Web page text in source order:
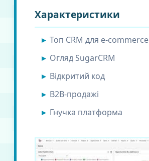
Характеристики
Топ CRM для e-commerce
Огляд SugarCRM
Відкритий код
B2B-продажі
Гнучка платформа